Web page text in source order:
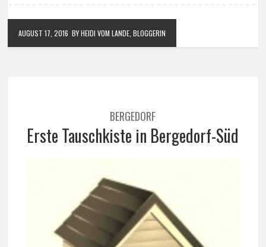
AUGUST 17, 2016 BY HEIDI VOM LANDE, BLOGGERIN
BERGEDORF
Erste Tauschkiste in Bergedorf-Süd